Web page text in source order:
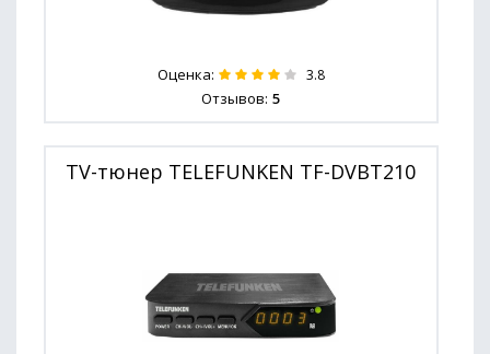
Оценка: 3.8
Отзывов: 5
TV-тюнер TELEFUNKEN TF-DVBT210